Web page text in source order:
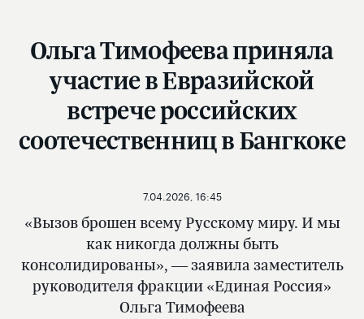
Ольга Тимофеева приняла
участие в Евразийской
встрече российских
соотечественниц в Бангкоке
«Вызов брошен всему Русскому миру. И мы
как никогда должны быть
консолидированы», — заявила заместитель
руководителя фракции «Единая Россия»
Ольга Тимофеева
7.04.2026, 16:45